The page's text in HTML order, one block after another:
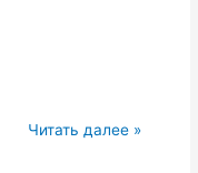
Отзыв
Читать далее »